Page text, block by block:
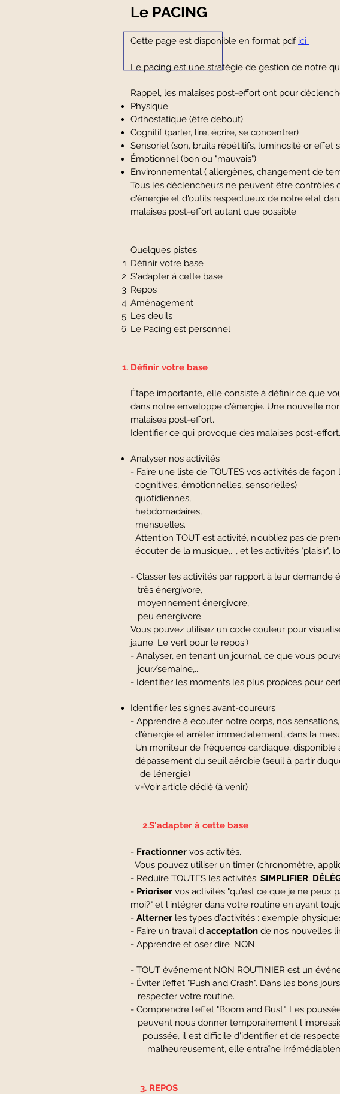
Le PACING
Cette page est disponible en format pdf ici
Le pacing est une stratégie de gestion de notre
Rappel, les malaises post-effort ont pour
Physique
Orthostatique (être debout)
Cognitif (parler, lire, écrire, se concentrer)
Sensoriel (son, bruits répétitifs, luminosité or effet
Émotionnel (bon ou "mauvais")
Environnemental ( allergènes, changement de
Tous les déclencheurs ne peuvent être contrôlés
d'énergie et d'outils respectueux de notre état
malaises post-effort autant que possible.
Quelques pistes
Définir votre base
S'adapter à cette base
Repos
Aménagement
Les deuils
Le Pacing est personnel
Définir votre base
Étape importante, elle consiste à définir ce que
dans notre enveloppe d'énergie. Une nouvelle
malaises post-effort.
Identifier ce qui provoque des malaises post-effort.
Analyser nos activités
- Faire une liste de TOUTES vos activités de
cognitives, émotionnelles, sensorielles)
quotidiennes,
hebdomadaires,
mensuelles.
Attention TOUT est activité, n'oubliez pas de
écouter de la musique,..., et les activités "plaisir",
- Classer les activités par rapport à leur demande
très énergivore,
moyennement énergivore,
peu énergivore
Vous pouvez utilisez un code couleur pour
jaune. Le vert pour le repos.)
- Analyser, en tenant un journal, ce que vous
jour/semaine,...
- Identifier les moments les plus propices pour
Identifier les signes avant-coureurs
- Apprendre à écouter notre corps, nos
d'énergie et arrêter immédiatement, dans la
Un moniteur de fréquence cardiaque,
dépassement du seuil aérobie (seuil à partir
de l’énergie)
v=Voir article dédié (à venir)
2.S'adapter à cette base
- Fractionner vos activités.
Vous pouvez utiliser un timer (chronomètre,
- Réduire TOUTES les activités: SIMPLIFIER,
- Prioriser vos activités "qu'est ce que je ne peux
moi?" et l'intégrer dans votre routine en ayant
- Alterner les types d'activités : exemple
- Faire un travail d'acceptation de nos nouvelles
- Apprendre et oser dire 'NON'.
- TOUT événement NON ROUTINIER est un
- Éviter l'effet "Push and Crash". Dans les
respecter votre routine.
- Comprendre l'effet "Boom and Bust". Les
peuvent nous donner temporairement
poussée, il est difficile d'identifier et de
malheureusement, elle entraîne
3. REPOS